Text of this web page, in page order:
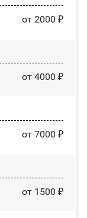
от 2000 ₽
от 4000 ₽
от 7000 ₽
от 1500 ₽